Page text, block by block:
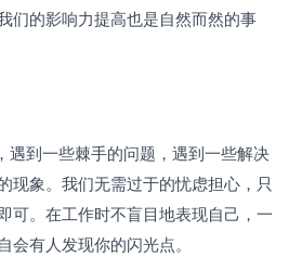
们的影响力提高也是自然而然的事
现象。我们无需过于的忧虑担心，只
可。在工作时不盲目地表现自己，一
会有人发现你的闪光点。